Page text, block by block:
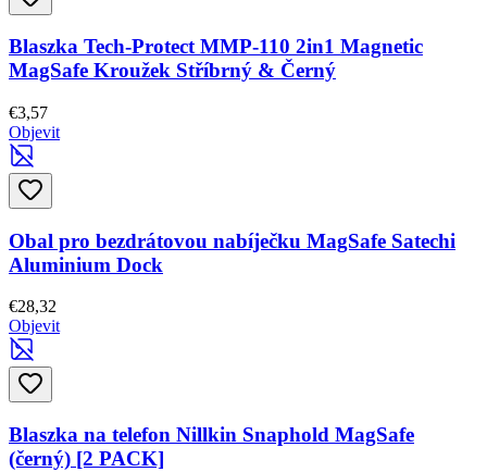
Blaszka Tech-Protect MMP-110 2in1 Magnetic
MagSafe Kroužek Stříbrný & Černý
€3,57
Objevit
Obal pro bezdrátovou nabíječku MagSafe Satechi
Aluminium Dock
€28,32
Objevit
Blaszka na telefon Nillkin Snaphold MagSafe
(černý) [2 PACK]